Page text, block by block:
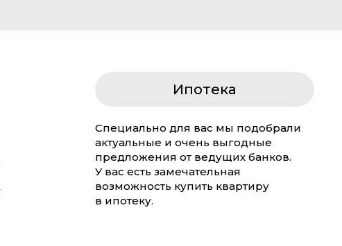
Ипотека
Специально для вас мы подобрали
актуальные и очень выгодные
предложения от ведущих банков.
У вас есть замечательная
возможность купить квартиру
в ипотеку.